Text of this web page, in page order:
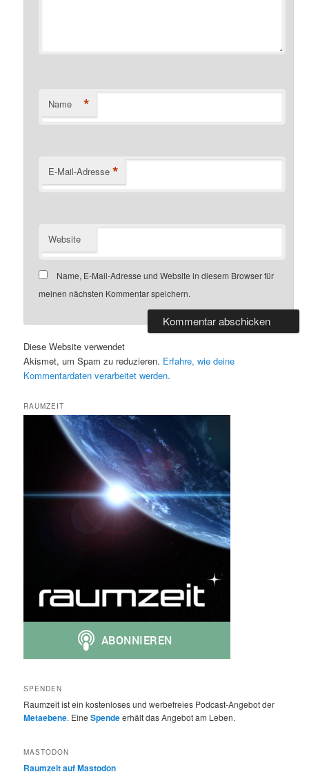
Name *
E-Mail-Adresse *
Website
Name, E-Mail-Adresse und Website in diesem Browser für
meinen nächsten Kommentar speichern.
Diese Website verwendet
Akismet, um Spam zu reduzieren. Erfahre, wie deine
Kommentardaten verarbeitet werden.
RAUMZEIT
SPENDEN
Raumzeit ist ein kostenloses und werbefreies Podcast-Angebot der
Metaebene. EineSpendeerhält das Angebot am Leben.
MASTODON
Raumzeit auf Mastodon